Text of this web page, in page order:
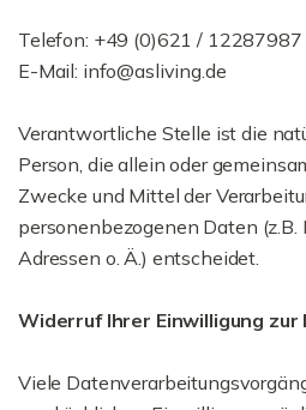
Telefon: +49 (0)621 / 12287987
E-Mail: info@asliving.de
Verantwortliche Stelle ist die
Person, die allein oder
Zwecke und Mittel der
personenbezogenen Daten (z.B.
Adressen o. Ä.) entscheidet.
Widerruf Ihrer Einwilligung
Viele